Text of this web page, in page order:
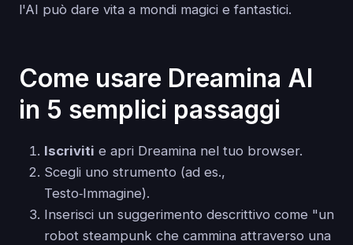
l'AI può dare vita a mondi magici e fantastici.
Come usare Dreamina AI
in 5 semplici passaggi
Iscriviti e apri Dreamina nel tuo browser.
Scegli uno strumento (ad es.,
Testo‑Immagine).
Inserisci un suggerimento descrittivo come "un
robot steampunk che cammina attraverso una